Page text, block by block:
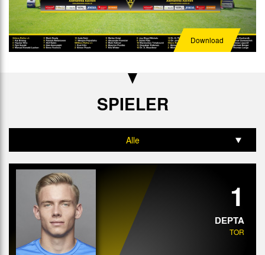
Download
SPIELER
Alle
Tor
Mittelfeld
Angriff
1
DEPTA
TOR